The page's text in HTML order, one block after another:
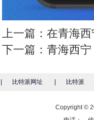
上一篇： 在青海西
下一篇： 青海西
比特派网址 比特派
Copyright ©